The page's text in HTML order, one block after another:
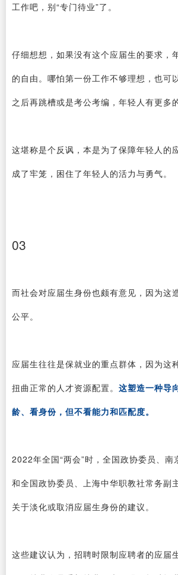
工作吧，别“专门待业”了。
仔细想想，如果没有这个应届生的要求，
的自由。哪怕第一份工作不够理想，也可
之后再跳槽或是考公考编，年轻人有更多
这堪称是个反讽，本是为了保障年轻人的
成了牢笼，困住了年轻人的活力与勇气。
03
而社会对应届生身份也颇有意见，因为这
公平。
应届生往往是保就业的重点群体，因为这
扭曲正常的人才资源配置。 这塑造一种导
龄、看身份，但不看能力和匹配度。
2022年全国“两会”时，全国政协委员、南
和全国政协委员、上海中华职教社常务副
关于淡化或取消应届生身份的建议。
这些建议认为，招聘时限制应聘者的应届